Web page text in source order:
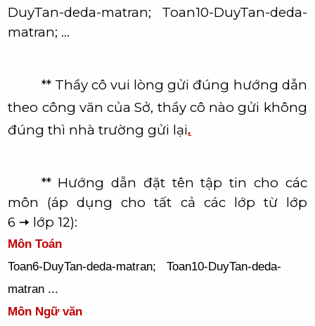
DuyTan-deda-matran; Toan10-DuyTan-deda-
matran; ...
** Thầy cô vui lòng gửi đúng hướng dẫn
theo công văn của Sở, thầy cô nào gửi không
đúng thì nhà trường gửi lại.
** Hướng dẫn đặt tên tập tin cho các
môn (áp dụng cho tất cả các lớp từ lớp
6 🠦 lớp 12):
Môn Toán
Toan6-DuyTan-deda-matran; Toan10-DuyTan-deda-
matran ...
Môn Ngữ văn